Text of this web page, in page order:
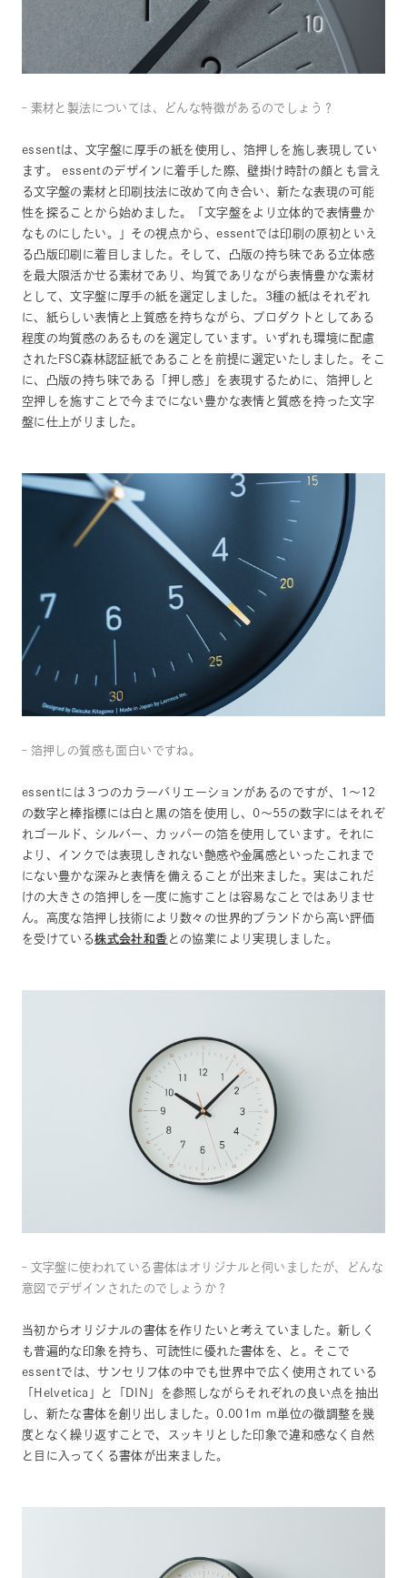
– 素材と製法については、どんな特徴があるのでしょう？
essentは、文字盤に厚手の紙を使用し、箔押しを施し表現してい
ます。 essentのデザインに着手した際、壁掛け時計の顔とも言え
る文字盤の素材と印刷技法に改めて向き合い、新たな表現の可能
性を探ることから始めました。「文字盤をより立体的で表情豊か
なものにしたい。」その視点から、essentでは印刷の原初といえ
る凸版印刷に着目しました。そして、凸版の持ち味である立体感
を最大限活かせる素材であり、均質でありながら表情豊かな素材
として、文字盤に厚手の紙を選定しました。3種の紙はそれぞれ
に、紙らしい表情と上質感を持ちながら、プロダクトとしてある
程度の均質感のあるものを選定しています。いずれも環境に配慮
されたFSC森林認証紙であることを前提に選定いたしました。そこ
に、凸版の持ち味である「押し感」を表現するために、箔押しと
空押しを施すことで今までにない豊かな表情と質感を持った文字
盤に仕上がりました。
– 箔押しの質感も面白いですね。
essentには３つのカラーバリエーションがあるのですが、1〜12
の数字と棒指標には白と黒の箔を使用し、0〜55の数字にはそれぞ
れゴールド、シルバー、カッパーの箔を使用しています。それに
より、インクでは表現しきれない艶感や金属感といったこれまで
にない豊かな深みと表情を備えることが出来ました。実はこれだ
けの大きさの箔押しを一度に施すことは容易なことではありませ
ん。高度な箔押し技術により数々の世界的ブランドから高い評価
を受けている株式会社和香 との協業により実現しました。
– 文字盤に使われている書体はオリジナルと伺いましたが、どんな
意図でデザインされたのでしょうか？
当初からオリジナルの書体を作りたいと考えていました。新しく
も普遍的な印象を持ち、可読性に優れた書体を、と。そこで
essentでは、サンセリフ体の中でも世界中で広く使用されている
「Helvetica」と「DIN」を参照しながらそれぞれの良い点を抽出
し、新たな書体を創り出しました。0.001m m単位の微調整を幾
度となく繰り返すことで、スッキリとした印象で違和感なく自然
と目に入ってくる書体が出来ました。